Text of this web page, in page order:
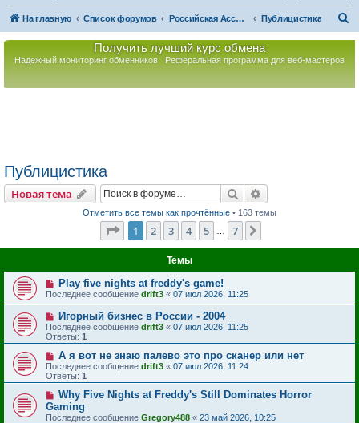
На главную Список форумов Российская Ассоциация Развития Игорного Бизнеса Публицистика
Получить лучший курс обмена
Надежный мониторинг обменников Реферальная программа для веб-мастеров
Публицистика
Новая тема Поиск
Отметить все темы как прочтённые • 163 темы
Страница из
1 2 3 4 5 7
Темы
Play five nights at freddy's game!
Последнее сообщение drift3 « 07 июл 2026, 11:25
Игорный бизнес в России - 2004
Последнее сообщение drift3 « 07 июл 2026, 11:25
Ответы: 1
А я вот не знаю палево это про сканер или нет
Последнее сообщение drift3 « 07 июл 2026, 11:24
Ответы: 1
Why Five Nights at Freddy's Still Dominates Horror
Gaming
Последнее сообщение Gregory488 « 23 май 2026, 10:25